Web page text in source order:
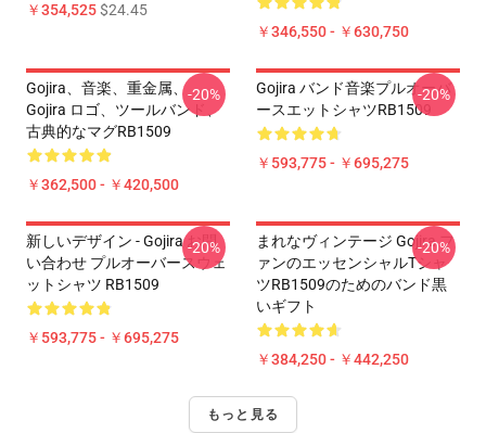
￥354,525$24.45
￥346,550 - ￥630,750
Gojira、音楽、重金属、
Gojira ロゴ、ツールバンド、
古典的なマグRB1509
￥362,500 - ￥420,500
-20%
Gojira バンド音楽プルオーバ
ースエットシャツRB1509
￥593,775 - ￥695,275
-20%
新しいデザイン - Gojira お問
い合わせ プルオーバースウェ
ットシャツ RB1509
￥593,775 - ￥695,275
-20%
まれなヴィンテージ Gojira フ
ァンのエッセンシャルTシャ
ツRB1509のためのバンド黒
いギフト
￥384,250 - ￥442,250
-20%
もっと見る